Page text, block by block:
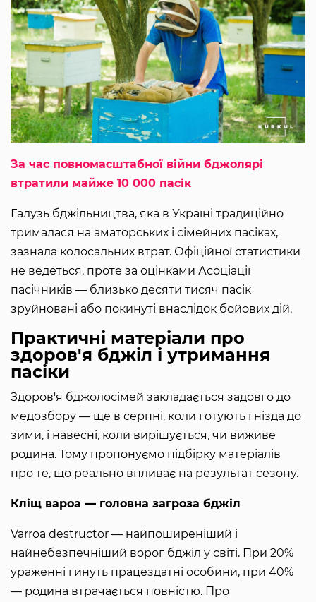
За час повномасштабної війни бджолярі
втратили майже 10 000 пасік
Галузь бджільництва, яка в Україні традиційно
трималася на аматорських і сімейних пасіках,
зазнала колосальних втрат. Офіційної статистики
не ведеться, проте за оцінками Асоціації
пасічників — близько десяти тисяч пасік
зруйновані або покинуті внаслідок бойових дій.
Практичні матеріали про
здоров'я бджіл і утримання
пасіки
Здоров'я бджолосімей закладається задовго до
медозбору — ще в серпні, коли готують гнізда до
зими, і навесні, коли вирішується, чи виживе
родина. Тому пропонуємо підбірку матеріалів
про те, що реально впливає на результат сезону.
Кліщ вароа — головна загроза бджіл
Varroa destructor — найпоширеніший і
найнебезпечніший ворог бджіл у світі. При 20%
ураженні гинуть працездатні особини, при 40%
— родина втрачається повністю. Про